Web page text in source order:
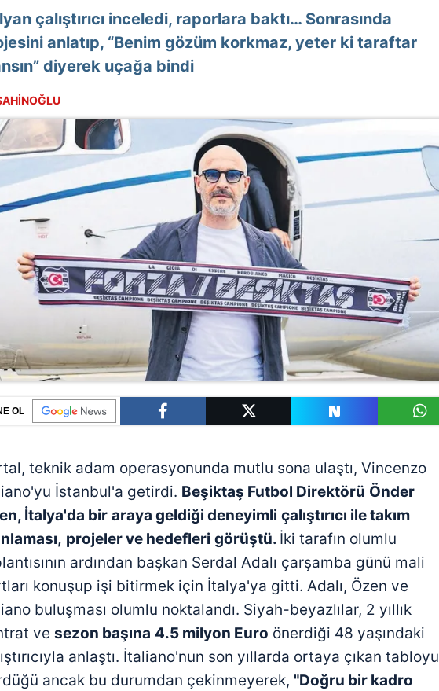
çalıştırıcı inceledi, raporlara baktı… Sonrasında
anlatıp, “Benim gözüm korkmaz, yeter ki taraftar
diyerek uçağa bindi
OL
teknik adam operasyonunda mutlu sona ulaştı, Vincenzo
İstanbul'a getirdi. Beşiktaş Futbol Direktörü Önder
İtalya'da bir araya geldiği deneyimli çalıştırıcı ile takım
projeler ve hedefleri görüştü. İki tarafın olumlu
ardından başkan Serdal Adalı çarşamba günü mali
konuşup işi bitirmek için İtalya'ya gitti. Adalı, Özen ve
buluşması olumlu noktalandı. Siyah-beyazlılar, 2 yıllık
ve sezon başına 4.5 milyon Euro önerdiği 48 yaşındaki
anlaştı. İtaliano'nun son yıllarda ortaya çıkan tabloyu
ancak bu durumdan çekinmeyerek, "Doğru bir kadro